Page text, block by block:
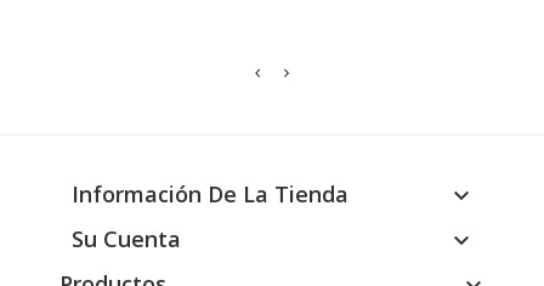
Información De La Tienda

Su Cuenta
